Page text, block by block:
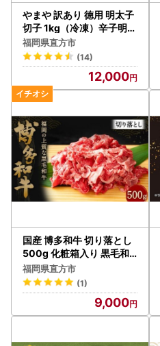
やまや 訳あり 徳用 明太子
切子 1kg（冷凍）辛子明太
子
福岡県直方市
(14)
12,000
国産 博多和牛 切り落とし
500g 化粧箱入り 黒毛和
牛
福岡県直方市
(1)
9,000